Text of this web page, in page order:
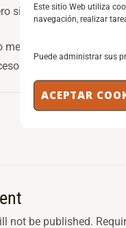
Este sitio Web utiliza
navegación, realizar
Puede administrar sus
ACEPTAR
siempre se consigue.
menos reflexivos, el
de descompresión.
not be published.